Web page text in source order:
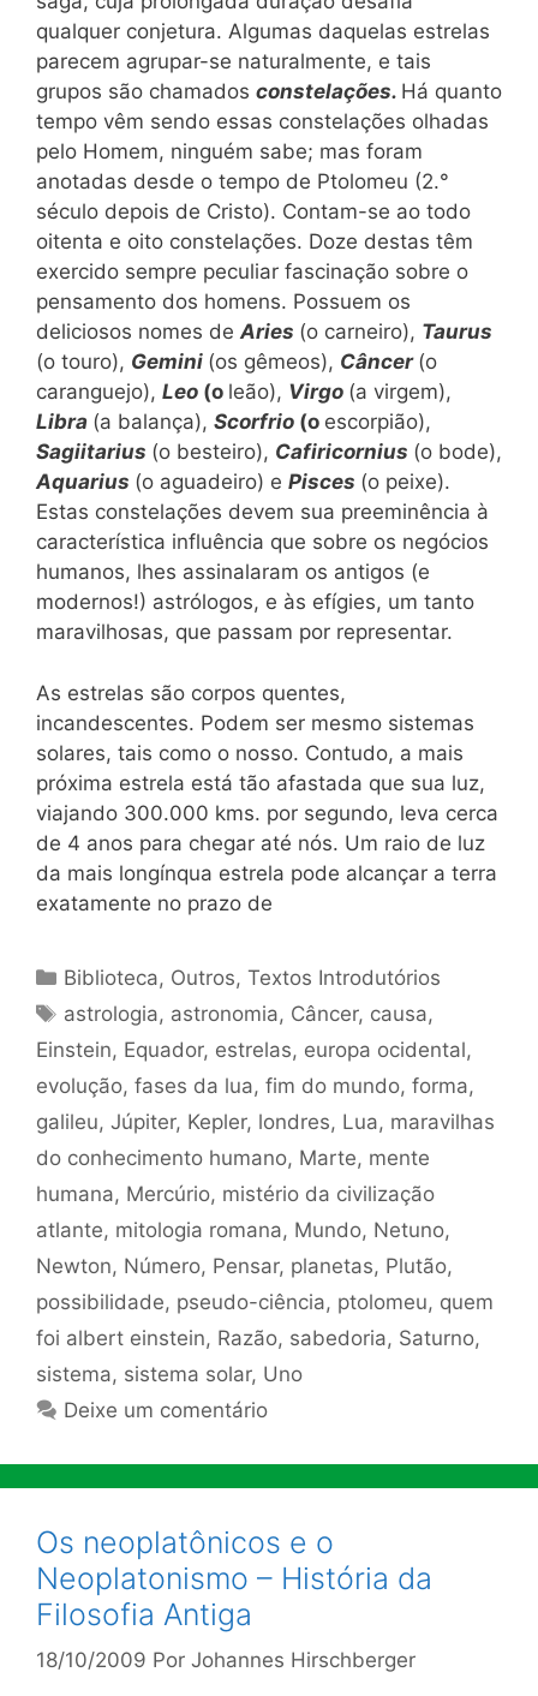
qualquer conjetura. Algumas daquelas estrelas
parecem agrupar-se naturalmente, e tais
grupos são chamados constelações. Há quanto
tempo vêm sendo essas constelações olhadas
pelo Homem, ninguém sabe; mas foram
anotadas desde o tempo de Ptolomeu (2.°
século depois de Cristo). Contam-se ao todo
oitenta e oito constelações. Doze destas têm
exercido sempre peculiar fascinação sobre o
pensamento dos homens. Possuem os
deliciosos nomes deAries (o carneiro), Taurus
(o touro), Gemini (os gêmeos), Câncer (o
caranguejo), Leo (o leão), Virgo (a virgem),
Libra (a balança), Scorfrio (o escorpião),
Sagiitarius (o besteiro), Cafiricornius (o bode),
Aquarius (o aguadeiro) e Pisces (o peixe).
Estas constelações devem sua preeminência à
característica influência que sobre os negócios
humanos, lhes assinalaram os antigos (e
modernos!) astrólogos, e às efígies, um tanto
maravilhosas, que passam por representar.
As estrelas são corpos quentes,
incandescentes. Podem ser mesmo sistemas
solares, tais como o nosso. Contudo, a mais
próxima estrela está tão afastada que sua luz,
viajando 300.000 kms. por segundo, leva cerca
de 4 anos para chegar até nós. Um raio de luz
da mais longínqua estrela pode alcançar a terra
exatamente no prazo de
Categorias
Biblioteca, Outros,Textos Introdutórios
Tags
astrologia, astronomia, Câncer, causa,
Einstein, Equador, estrelas, europa ocidental,
evolução, fases da lua, fim do mundo, forma,
galileu, Júpiter, Kepler, londres, Lua, maravilhas
do conhecimento humano, Marte, mente
humana, Mercúrio, mistério da civilização
atlante, mitologia romana, Mundo, Netuno,
Newton, Número, Pensar, planetas, Plutão,
possibilidade, pseudo-ciência, ptolomeu, quem
foi albert einstein, Razão, sabedoria, Saturno,
sistema, sistema solar, Uno
Deixe um comentário
Os neoplatônicos e o
Neoplatonismo – História da
Filosofia Antiga
18/10/2009 Por Johannes Hirschberger